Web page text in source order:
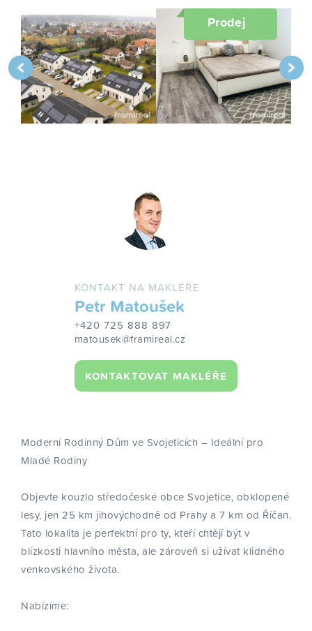
Prodej
KONTAKT NA MAKLÉŘE
Petr Matoušek
+420 725 888 897
matousek@framireal.cz
KONTAKTOVAT MAKLÉŘE
Moderní Rodinný Dům ve Svojeticích – Ideální pro
Mladé Rodiny
Objevte kouzlo středočeské obce Svojetice, obklopené
lesy, jen 25 km jihovýchodně od Prahy a 7 km od Říčan.
Tato lokalita je perfektní pro ty, kteří chtějí být v
blízkosti hlavního města, ale zároveň si užívat klidného
venkovského života.
Nabízíme: